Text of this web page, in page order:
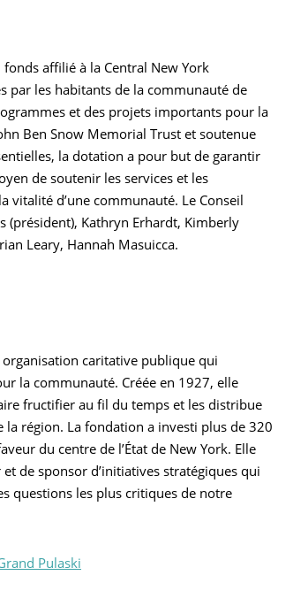
fonds affilié à la Central New York
par les habitants de la communauté de
et des projets importants pour la
Ben Snow Memorial Trust et soutenue
la dotation a pour but de garantir
de soutenir les services et les
d’une communauté. Le Conseil
(président), Kathryn Erhardt, Kimberly
Leary, Hannah Masuicca.
organisation caritative publique qui
la communauté. Créée en 1927, elle
fructifier au fil du temps et les distribue
région. La fondation a investi plus de 320
du centre de l’État de New York. Elle
de sponsor d’initiatives stratégiques qui
questions les plus critiques de notre
Pulaski